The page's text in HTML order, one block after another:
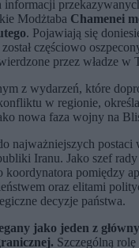
Modżtaba Chamenei
. Pojawiają się
częściowo
przez władze w
z wydarzeń, które
w regionie,
nowa faza wojny na
najważniejszych postaci
Iranu. Jako szef
koordynatora pomiędzy
oraz elitami
decyzje państwa.
jako jeden z
Szczególną